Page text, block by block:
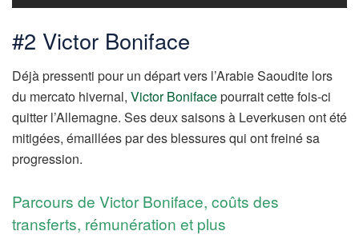
#2 Victor Boniface
Déjà pressenti pour un départ vers l’Arabie Saoudite lors
du mercato hivernal, Victor Bonifacepourrait cette fois-ci
quitter l’Allemagne. Ses deux saisons à Leverkusen ont été
mitigées, émaillées par des blessures qui ont freiné sa
progression.
Parcours de Victor Boniface, coûts des
transferts, rémunération et plus